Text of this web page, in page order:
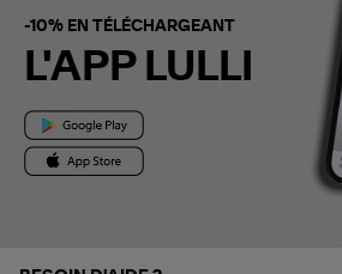
-10% EN TÉLÉCHARGEANT
L'APP LULLI